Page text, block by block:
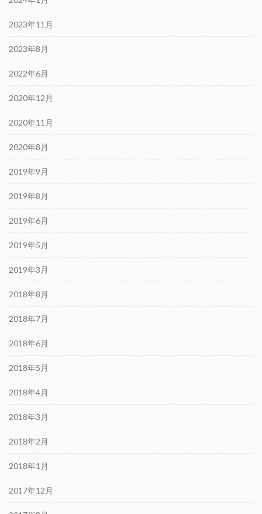
2023年11月
2023年8月
2022年6月
2020年12月
2020年11月
2020年8月
2019年9月
2019年8月
2019年6月
2019年5月
2019年3月
2018年8月
2018年7月
2018年6月
2018年5月
2018年4月
2018年3月
2018年2月
2018年1月
2017年12月